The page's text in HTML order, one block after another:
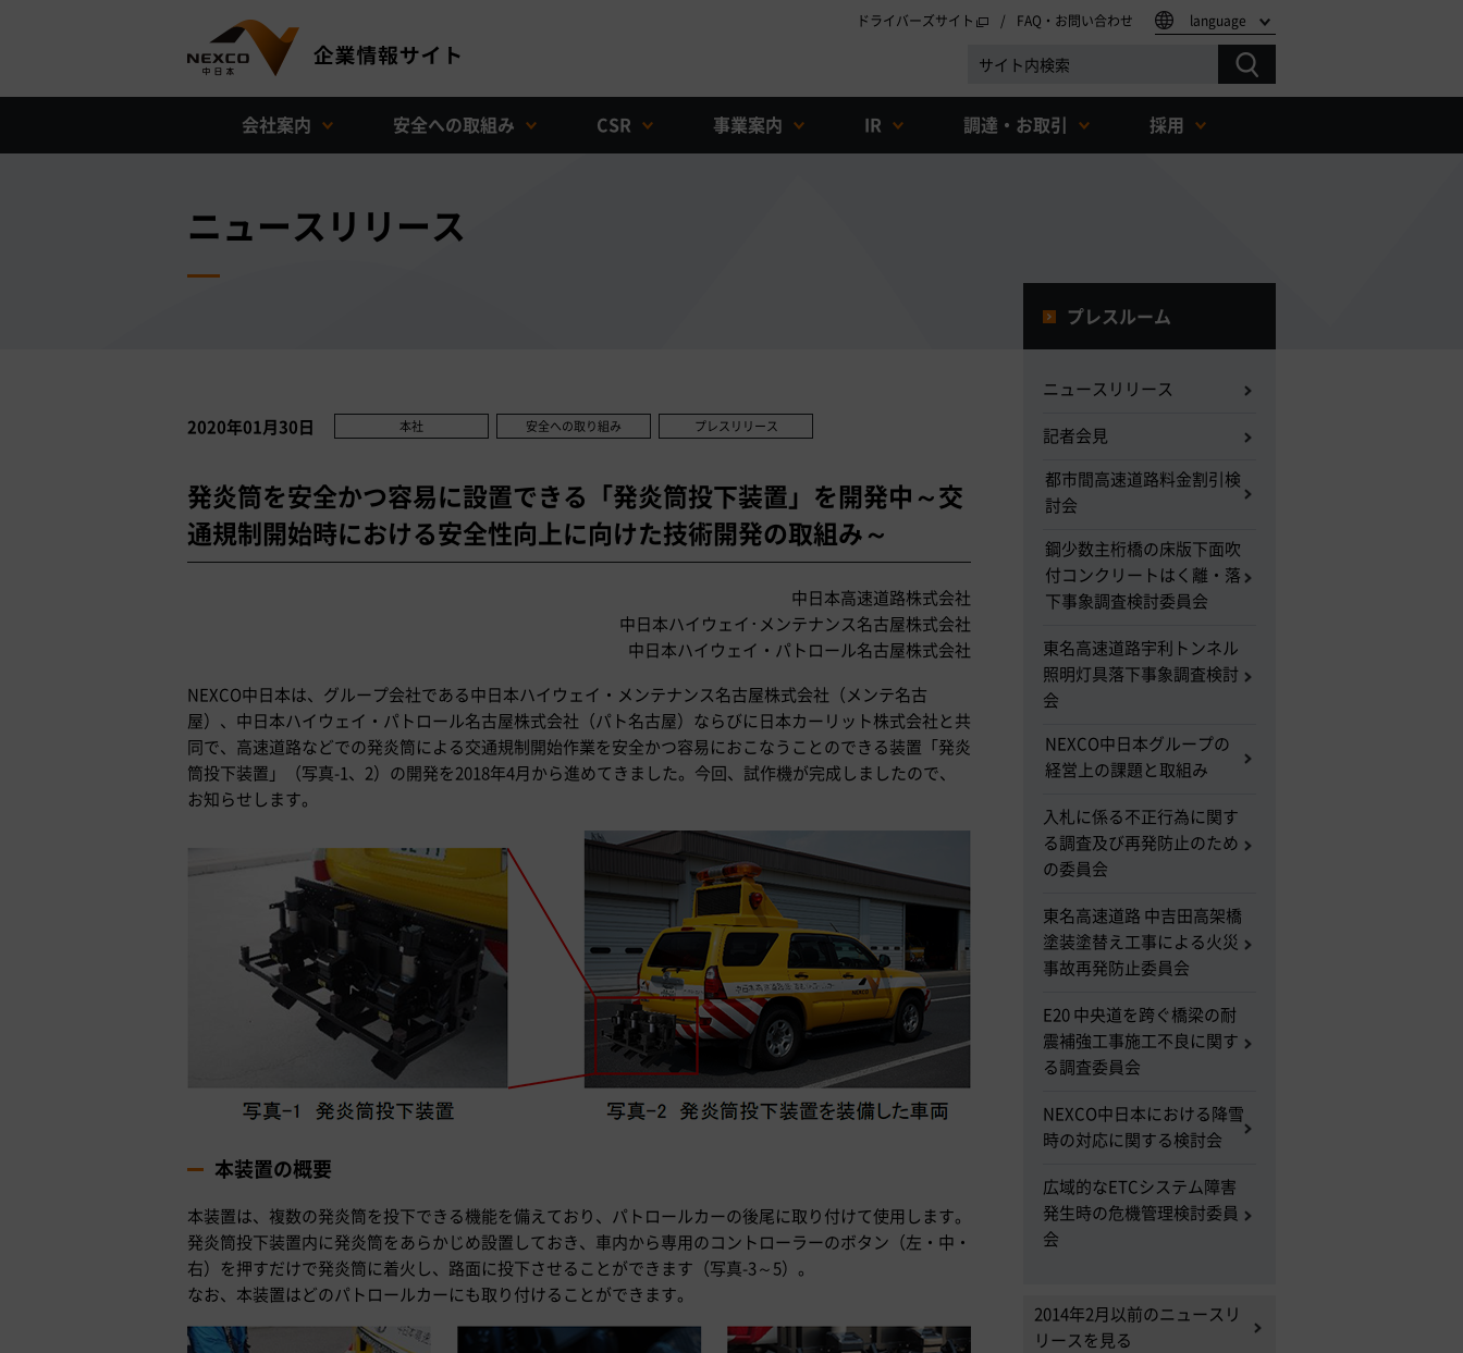
ドライバーズサイト FAQ・お問い合わせ language
会社案内 安全への取組み CSR 事業案内 IR 調達・お取引 採用
ニュースリリース
2020年01月30日 本社 安全への取り組み プレスリリース
発炎筒を安全かつ容易に設置できる「発炎筒投下装置」を開発中～交
通規制開始時における安全性向上に向けた技術開発の取組み～
中日本高速道路株式会社
中日本ハイウェイ･メンテナンス名古屋株式会社
中日本ハイウェイ・パトロール名古屋株式会社
NEXCO中日本は、グループ会社である中日本ハイウェイ・メンテナンス名古屋株式会社（メンテ名古
屋）、中日本ハイウェイ・パトロール名古屋株式会社（パト名古屋）ならびに日本カーリット株式会社と共
同で、高速道路などでの発炎筒による交通規制開始作業を安全かつ容易におこなうことのできる装置「発炎
筒投下装置」（写真-1、2）の開発を2018年4月から進めてきました。今回、試作機が完成しましたので、
お知らせします。
本装置の概要
本装置は、複数の発炎筒を投下できる機能を備えており、パトロールカーの後尾に取り付けて使用します。
発炎筒投下装置内に発炎筒をあらかじめ設置しておき、車内から専用のコントローラーのボタン（左・中・
右）を押すだけで発炎筒に着火し、路面に投下させることができます（写真-3～5）。
なお、本装置はどのパトロールカーにも取り付けることができます。
プレスルーム
ニュースリリース
記者会見
都市間高速道路料金割引検
討会
鋼少数主桁橋の床版下面吹
付コンクリートはく離・落
下事象調査検討委員会
東名高速道路宇利トンネル
照明灯具落下事象調査検討
会
NEXCO中日本グループの
経営上の課題と取組み
入札に係る不正行為に関す
る調査及び再発防止のため
の委員会
東名高速道路 中吉田高架橋
塗装塗替え工事による火災
事故再発防止委員会
E20 中央道を跨ぐ橋梁の耐
震補強工事施工不良に関す
る調査委員会
NEXCO中日本における降雪
時の対応に関する検討会
広域的なETCシステム障害
発生時の危機管理検討委員
会
2014年2月以前のニュースリ
リースを見る